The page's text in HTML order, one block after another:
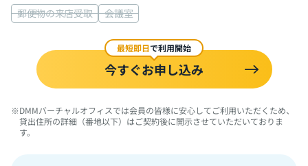
郵便物の来店受取
会議室
最短即日で利用開始
今すぐお申し込み
DMMバーチャルオフィスでは会員の皆様に安心してご利用いただくため、
貸出住所の詳細（番地以下）はご契約後に開示させていただいておりま
す。